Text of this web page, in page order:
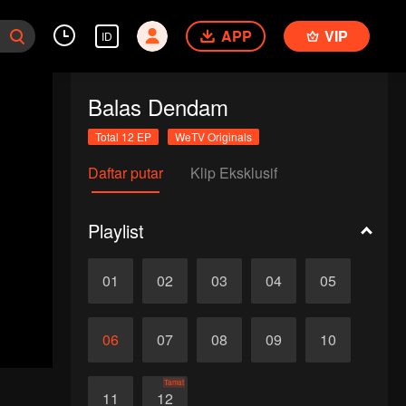
ID APP VIP
Balas Dendam
Total 12 EP WeTV Originals
Daftar putar Klip Eksklusif
Playlist
01 02 03 04 05
06 07 08 09 10
11 12
Tamat